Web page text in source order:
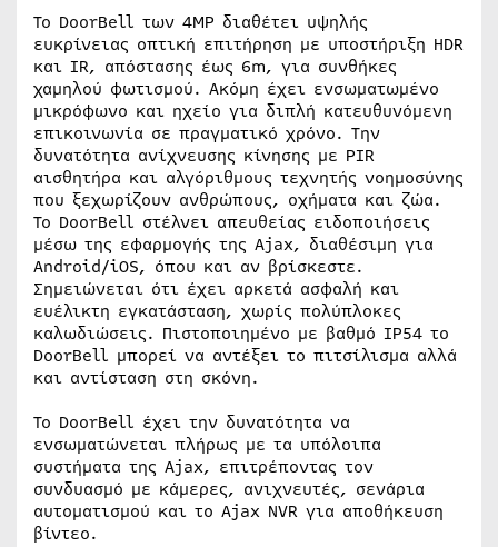
Το DoorBell των 4MP διαθέτει υψηλής
ευκρίνειας οπτική επιτήρηση με υποστήριξη HDR
και IR, απόστασης έως 6m, για συνθήκες
χαμηλού φωτισμού. Ακόμη έχει ενσωματωμένο
μικρόφωνο και ηχείο για διπλή κατευθυνόμενη
επικοινωνία σε πραγματικό χρόνο. Την
δυνατότητα ανίχνευσης κίνησης με PIR
αισθητήρα και αλγόριθμους τεχνητής νοημοσύνης
που ξεχωρίζουν ανθρώπους, οχήματα και ζώα.
Το DoorBell στέλνει απευθείας ειδοποιήσεις
μέσω της εφαρμογής της Ajax, διαθέσιμη για
Android/iOS, όπου και αν βρίσκεστε.
Σημειώνεται ότι έχει αρκετά ασφαλή και
ευέλικτη εγκατάσταση, χωρίς πολύπλοκες
καλωδιώσεις. Πιστοποιημένο με βαθμό IP54 το
DoorBell μπορεί να αντέξει το πιτσίλισμα αλλά
και αντίσταση στη σκόνη.
Το DoorBell έχει την δυνατότητα να
ενσωματώνεται πλήρως με τα υπόλοιπα
συστήματα της Ajax, επιτρέποντας τον
συνδυασμό με κάμερες, ανιχνευτές, σενάρια
αυτοματισμού και το Ajax NVR για αποθήκευση
βίντεο.